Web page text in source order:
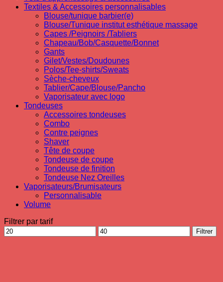
Textiles & Accessoires personnalisables
Blouse/tunique barbier(e)
Blouse/Tunique institut esthétique massage
Capes /Peignoirs /Tabliers
Chapeau/Bob/Casquette/Bonnet
Gants
Gilet/Vestes/Doudounes
Polos/Tee-shirts/Sweats
Sèche-cheveux
Tablier/Cape/Blouse/Pancho
Vaporisateur avec logo
Tondeuses
Accessoires tondeuses
Combo
Contre peignes
Shaver
Tête de coupe
Tondeuse de coupe
Tondeuse de finition
Tondeuse Nez Oreilles
Vaporisateurs/Brumisateurs
Personnalisable
Volume
Filtrer par tarif
Prix
min
Prix
max
Filtrer